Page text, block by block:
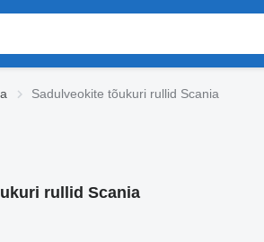
Sadulveokite tõukuri rullid Scania
rullid Scania